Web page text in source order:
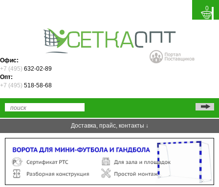
0
Офис:
+7 (495) 632-02-89
Опт:
+7 (495) 518-58-68
Доставка, прайс, контакты ↓